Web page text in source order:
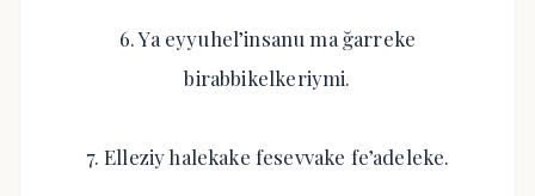
6. Ya eyyuhel’insanu ma ğarreke
birabbikelkeriymi.
7. Elleziy halekake fesevvake fe’adeleke.